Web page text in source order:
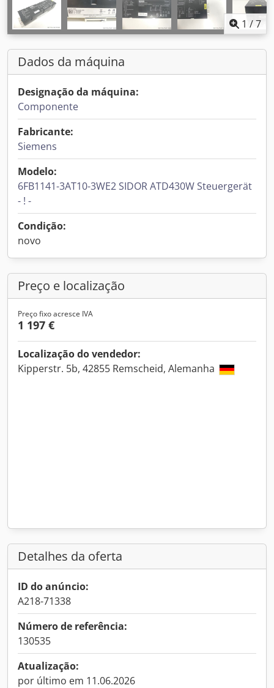
1 /7
Dados da máquina
Designação da máquina:
Componente
Fabricante:
Siemens
Modelo:
6FB1141-3AT10-3WE2 SIDOR ATD430W Steuergerät
- ! -
Condição:
novo
Preço e localização
Preço fixo acresce IVA
1 197 €
Localização do vendedor:
Kipperstr. 5b, 42855 Remscheid, Alemanha
Detalhes da oferta
ID do anúncio:
A218-71338
Número de referência:
130535
Atualização:
por último em 11.06.2026